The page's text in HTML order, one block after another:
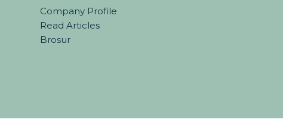
Company Profile
Read Articles
Brosur